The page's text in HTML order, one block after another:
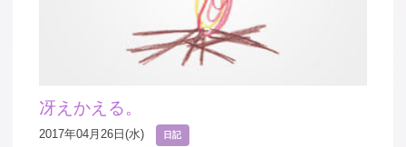
冴えかえる。
2017年04月26日(水) 日記